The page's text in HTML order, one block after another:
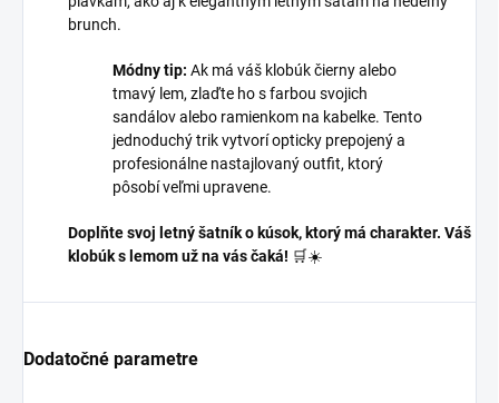
brunch.
Módny tip: Ak má váš klobúk čierny alebo
tmavý lem, zlaďte ho s farbou svojich
sandálov alebo ramienkom na kabelke. Tento
jednoduchý trik vytvorí opticky prepojený a
profesionálne nastajlovaný outfit, ktorý
pôsobí veľmi upravene.
Doplňte svoj letný šatník o kúsok, ktorý má charakter. Váš
klobúk s lemom už na vás čaká! 🛒☀️
Dodatočné parametre